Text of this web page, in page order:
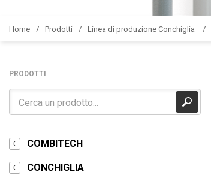
Home Prodotti Linea di produzione Conchiglia
PRODOTTI
COMBITECH
CONCHIGLIA